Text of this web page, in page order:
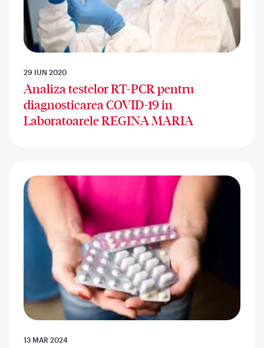
29 IUN 2020
Analiza testelor RT-PCR pentru
diagnosticarea COVID-19 in
Laboratoarele REGINA MARIA
13 MAR 2024